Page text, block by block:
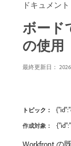
ドキュメント
ボード
の使用
最終更新日：
トピック：
作成対象：
Workfront の